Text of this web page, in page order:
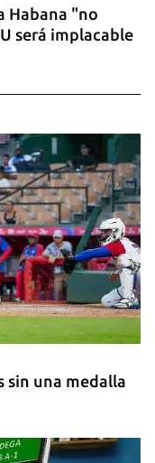
Habana "no
será implacable
7 de agosto de
sin una medalla